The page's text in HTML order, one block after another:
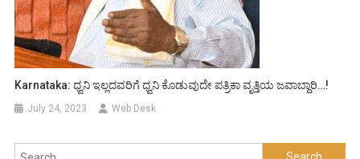
Karnataka: ಧ್ವನಿ ಇಲ್ಲದವರಿಗೆ ಧ್ವನಿ ಕೊಡುವುದೇ ಪತ್ರಿಕಾ ವೃತ್ತಿಯ ಜವಾಬ್ದಾರಿ…!
July 24, 2023 Web Desk
Search